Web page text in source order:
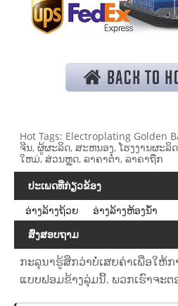
Hot Tags: Electroplating Golden
ຈີນ, ຜູ້ຜະລິດ, ສະຫນອງ, ໂຮງງານຜະລິ
ໃຫມ່, ສ່ວນຫຼຸດ, ລາຄາຕໍ່າ, ລາຄາຖືກ
ປະເພດທີ່ກ່ຽວຂ້ອງ
ອ່າງ​ລ້າງ​ຖ້ວຍ
ອ່າງລ້າງຫ້ອງນ້ໍາ
ສົ່ງສອບຖາມ
ກະລຸນາຮູ້ສຶກວ່າບໍ່ເສຍຄ່າເພື່ອໃຫ້
ແບບຟອມຂ້າງລຸ່ມນີ້. ພວກເຮົາຈະຕ